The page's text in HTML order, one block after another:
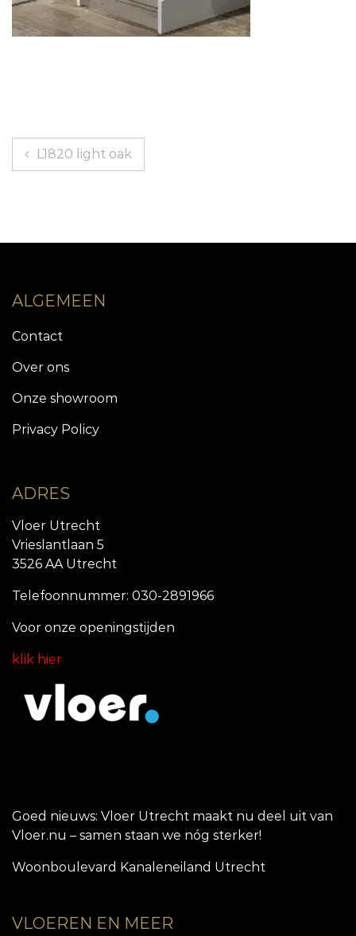
Bericht
navigatie
L1820 light oak
ALGEMEEN
Contact
Over ons
Onze showroom
Privacy Policy
ADRES
Vloer Utrecht
Vrieslantlaan 5
3526 AA Utrecht
Telefoonnummer: 030-2891966
Voor onze openingstijden
klik hier
Goed nieuws: Vloer Utrecht maakt nu deel uit van
Vloer.nu – samen staan we nóg sterker!
Woonboulevard Kanaleneiland Utrecht
VLOEREN EN MEER